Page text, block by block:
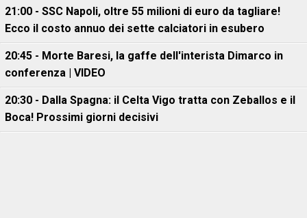
21:00 - SSC Napoli, oltre 55 milioni di euro da tagliare!
Ecco il costo annuo dei sette calciatori in esubero
20:45 - Morte Baresi, la gaffe dell'interista Dimarco in
conferenza | VIDEO
20:30 - Dalla Spagna: il Celta Vigo tratta con Zeballos e il
Boca! Prossimi giorni decisivi